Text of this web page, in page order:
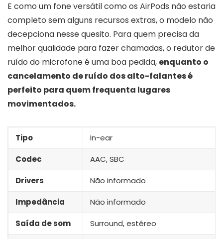
E como um fone versátil como os AirPods não estaria
completo sem alguns recursos extras, o modelo não
decepciona nesse quesito. Para quem precisa da
melhor qualidade para fazer chamadas, o redutor de
ruído do microfone é uma boa pedida, enquanto o
cancelamento de ruído dos alto-falantes é
perfeito para quem frequenta lugares
movimentados.
Tipo In-ear
Codec AAC, SBC
Drivers Não informado
Impedância Não informado
Saída de som Surround, estéreo